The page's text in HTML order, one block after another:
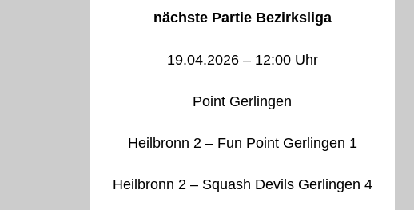
nächste Partie Bezirksliga
19.04.2026 – 12:00 Uhr
Point Gerlingen
Heilbronn 2 – Fun Point Gerlingen 1
Heilbronn 2 – Squash Devils Gerlingen 4